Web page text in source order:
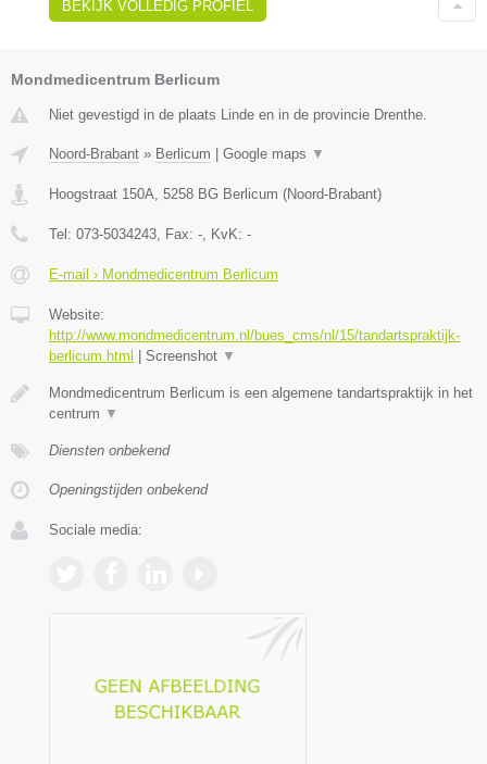
BEKIJK VOLLEDIG PROFIEL
Mondmedicentrum Berlicum
Niet gevestigd in de plaats Linde en in de provincie Drenthe.
Noord-Brabant » Berlicum | Google maps ▼
Hoogstraat 150A 5258 BG Berlicum (Noord-Brabant)
Tel: 073-5034243 , Fax: - , KvK: -
E-mail › Mondmedicentrum Berlicum
Website:
http://www.mondmedicentrum.nl/bues_cms/nl/15/tandartspraktijk-
berlicum.html | Screenshot ▼
Mondmedicentrum Berlicum is een algemene tandartspraktijk in het
centrum ▼
Diensten onbekend
Openingstijden onbekend
Sociale media: